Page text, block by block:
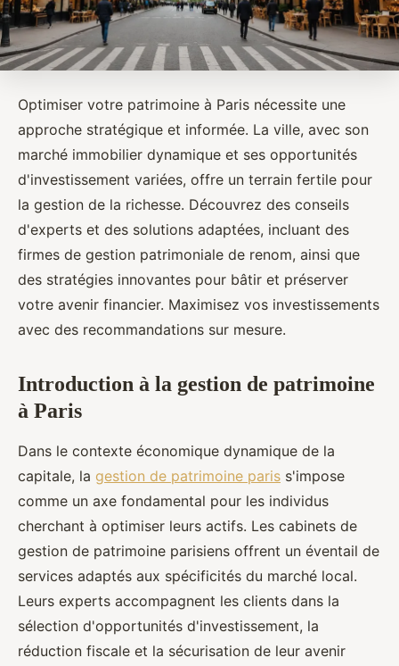
Optimiser votre patrimoine à Paris nécessite une
approche stratégique et informée. La ville, avec son
marché immobilier dynamique et ses opportunités
d'investissement variées, offre un terrain fertile pour
la gestion de la richesse. Découvrez des conseils
d'experts et des solutions adaptées, incluant des
firmes de gestion patrimoniale de renom, ainsi que
des stratégies innovantes pour bâtir et préserver
votre avenir financier. Maximisez vos investissements
avec des recommandations sur mesure.
Introduction à la gestion de patrimoine
à Paris
Dans le contexte économique dynamique de la
capitale, la gestion de patrimoine paris s'impose
comme un axe fondamental pour les individus
cherchant à optimiser leurs actifs. Les cabinets de
gestion de patrimoine parisiens offrent un éventail de
services adaptés aux spécificités du marché local.
Leurs experts accompagnent les clients dans la
sélection d'opportunités d'investissement, la
réduction fiscale et la sécurisation de leur avenir